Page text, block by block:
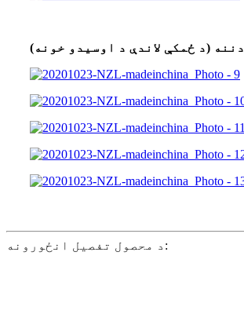
دننه (د ځمکې لاندې د اوسیدو خونه)
د محصول تفصیل انځورونه: